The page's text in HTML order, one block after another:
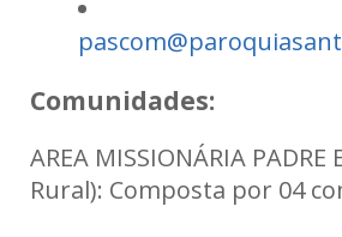
Comunidades:
AREA MISSIONÁRIA PADRE
Rural): Composta por 04